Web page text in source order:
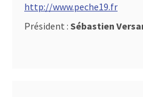
http://www.peche19.fr
Président : Sébastien